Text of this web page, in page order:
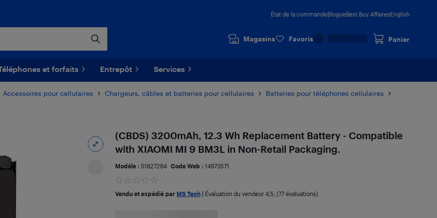
État de la commandeBlogueBest Buy AffairesEnglish
Magasins Favoris Panier
et forfaits Entrepôt Services
Accessoires pour cellulaires Chargeurs, câbles et batteries pour cellulaires
Batteries pour téléphones cellulaires
(CBDS) 3200mAh, 12.3 Wh Replacement Battery - Compatible
with XIAOMI MI 9 BM3L in Non-Retail Packaging.
Modèle : 51827264 Code Web : 14973571
Vendu et expédié par MS Tech| Évaluation du vendeur 4,5; (77 évaluations)